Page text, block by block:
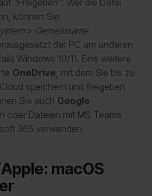
"Freigeben". Wer die Datei
können Sie
> Gemeinsame
der PC am anderen
Windows 10/11. Eine weitere
OneDrive, mit dem Sie bis zu
speichern und freigeben
Sie auch Google
oder Dateien mit MS Teams
365 verwenden.
macOS